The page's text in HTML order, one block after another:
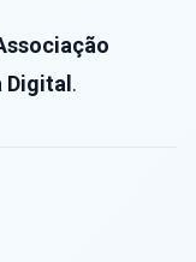
Digital.